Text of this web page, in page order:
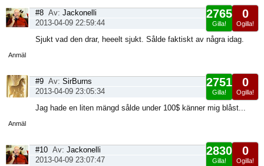
Anmäl
0
Ogilla!
2765
Gilla!
#8 Av: Jackonelli
2013-04-09 22:59:44
Sjukt vad den drar, heeelt sjukt. Sålde faktiskt av några idag.
Anmäl
0
Ogilla!
2751
Gilla!
#9 Av: SirBurns
2013-04-09 23:05:34
Jag hade en liten mängd sålde under 100$ känner mig blåst...
0
Ogilla!
2830
Gilla!
#10 Av: Jackonelli
2013-04-09 23:07:47